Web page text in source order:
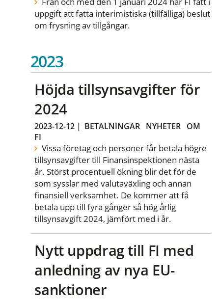
uppgift att fatta interimistiska (tillfälliga) beslut
om frysning av tillgångar.
2023
Höjda tillsynsavgifter för
2024
2023-12-12 | BETALNINGAR NYHETER OM
FI
Vissa företag och personer får betala högre
tillsynsavgifter till Finansinspektionen nästa
år. Störst procentuell ökning blir det för de
som sysslar med valutaväxling och annan
finansiell verksamhet. De kommer att få
betala upp till fyra gånger så hög årlig
tillsynsavgift 2024, jämfört med i år.
Nytt uppdrag till FI med
anledning av nya EU-
sanktioner